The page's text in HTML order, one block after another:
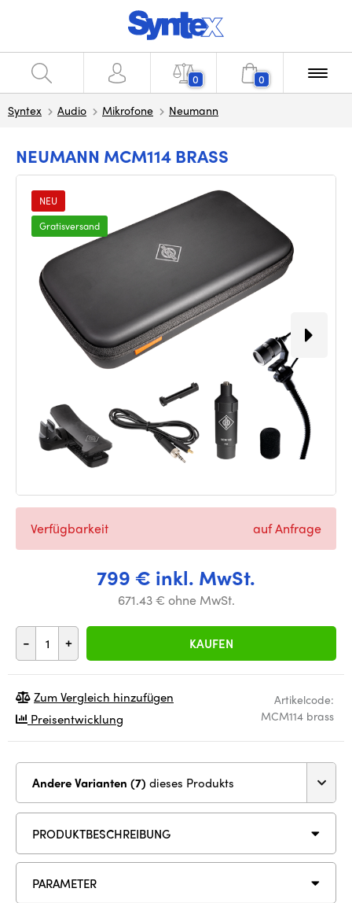
0 0
Syntex Audio Mikrofone Neumann
NEUMANN MCM114 BRASS
NEU
Gratisversand
799 € inkl. MwSt.
671.43 € ohne MwSt.
- + KAUFEN
Verfügbarkeit auf Anfrage
Artikelcode:
MCM114 brass
Zum Vergleich hinzufügen
Preisentwicklung
Andere Varianten (7) dieses Produkts
PRODUKTBESCHREIBUNG
PARAMETER